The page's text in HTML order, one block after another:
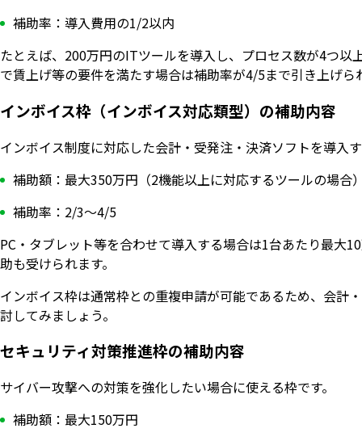
補助率：導入費用の1/2以内
たとえば、200万円のITツールを導入し、プロセス数が4つ
で賃上げ等の要件を満たす場合は補助率が4/5まで引き上げら
インボイス枠（インボイス対応類型）の補助内容
インボイス制度に対応した会計・受発注・決済ソフトを導入
補助額：最大350万円（2機能以上に対応するツールの場合
補助率：2/3〜4/5
PC・タブレット等を合わせて導入する場合は1台あたり最大
助も受けられます。
インボイス枠は通常枠との重複申請が可能であるため、会計
討してみましょう。
セキュリティ対策推進枠の補助内容
サイバー攻撃への対策を強化したい場合に使える枠です。
補助額：最大150万円